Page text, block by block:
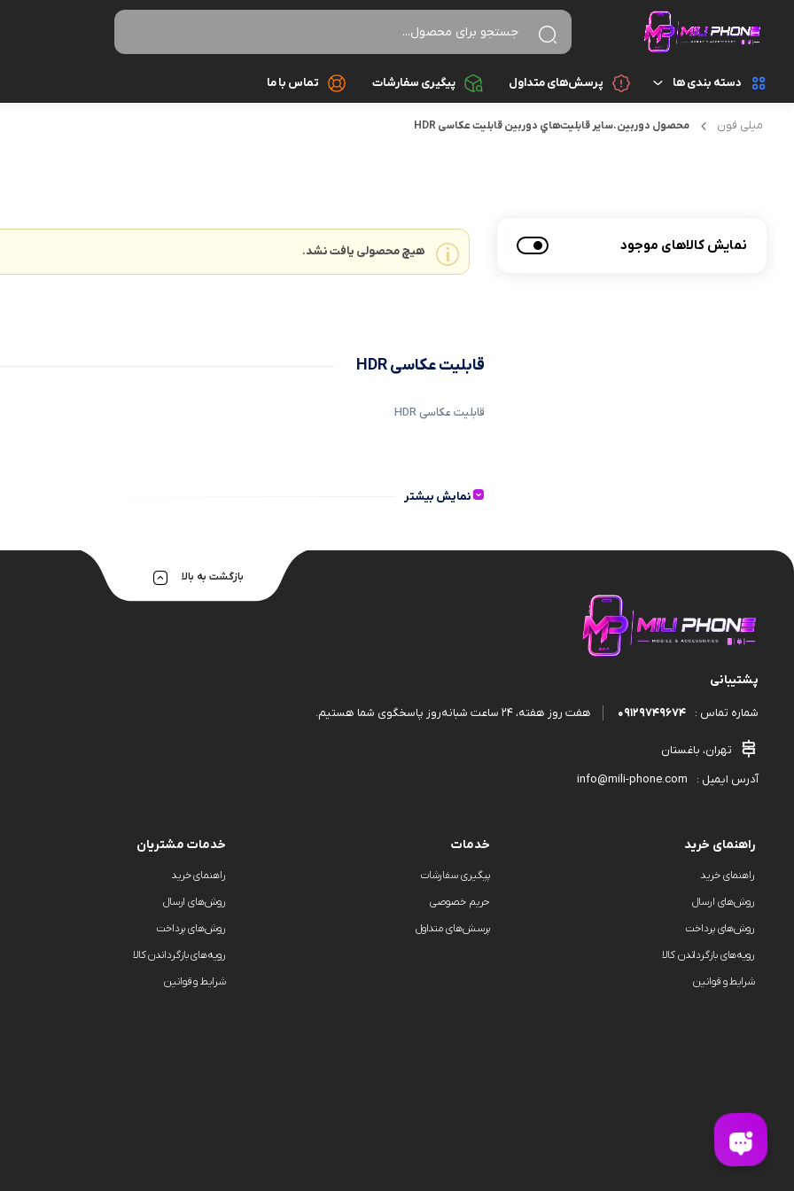
دسته بندی ها
تجهیزات جانبی اسپیکر
تبدیل و رابط
شارژ و آداپتور
پرسش‌های متداول پیگیری سفارشات تماس با ما
میلی فون محصول دوربين.ساير قابليت‌هاي دوربينقابلیت عکاسی HDR
نمایش کالاهای موجود هیچ محصولی یافت نشد.
قابلیت عکاسی HDR
قابلیت عکاسی HDR
نمایش بیشتر
بازگشت به بالا
پشتیبانی
شماره تماس : 09129749674 هفت روز هفته، ۲۴ ساعت شبانه‌روز پاسخگوی شما هستیم.
تهران، باغستان
آدرس ایمیل :
info@mili-phone.com
راهنمای خرید
راهنمای خرید
روش‌های ارسال
روش‌های پرداخت
رویه‌های بازگرداندن کالا
شرایط و قوانین
خدمات
پیگیری سفارشات
حریم خصوصی
پرسش‌های متداول
خدمات مشتریان
راهنمای خرید
روش‌های ارسال
روش‌های پرداخت
رویه‌های بازگرداندن کالا
شرایط و قوانین